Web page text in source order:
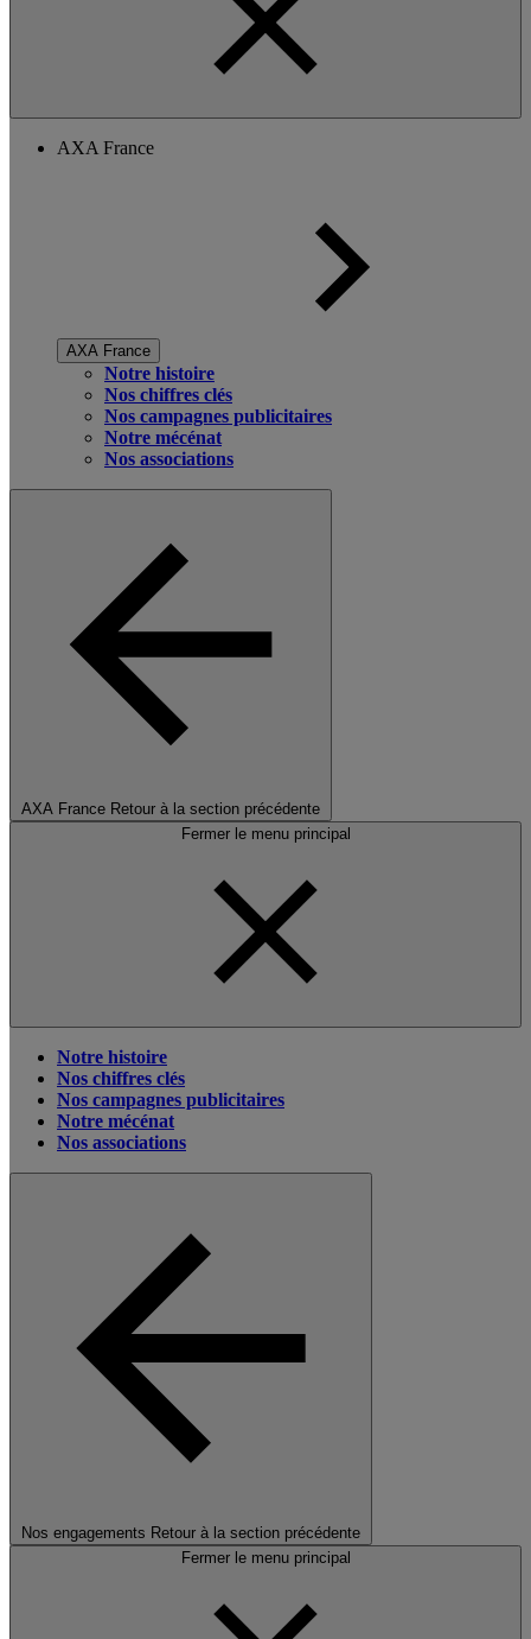
AXA France
AXA France
Notre histoire
Nos chiffres clés
Nos campagnes publicitaires
Notre mécénat
Nos associations
AXA France Retour à la section précédente
Fermer le menu principal
Notre histoire
Nos chiffres clés
Nos campagnes publicitaires
Notre mécénat
Nos associations
Nos engagements Retour à la section précédente
Fermer le menu principal